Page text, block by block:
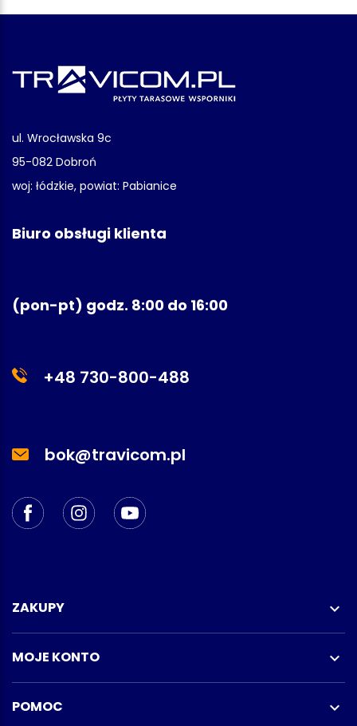
ul. Wrocławska 9c
95-082 Dobroń
woj: łódzkie, powiat: Pabianice
Biuro obsługi klienta
(pon-pt) godz. 8:00 do 16:00
+48 730-800-488
bok@travicom.pl
ZAKUPY 
MOJE KONTO 
POMOC 